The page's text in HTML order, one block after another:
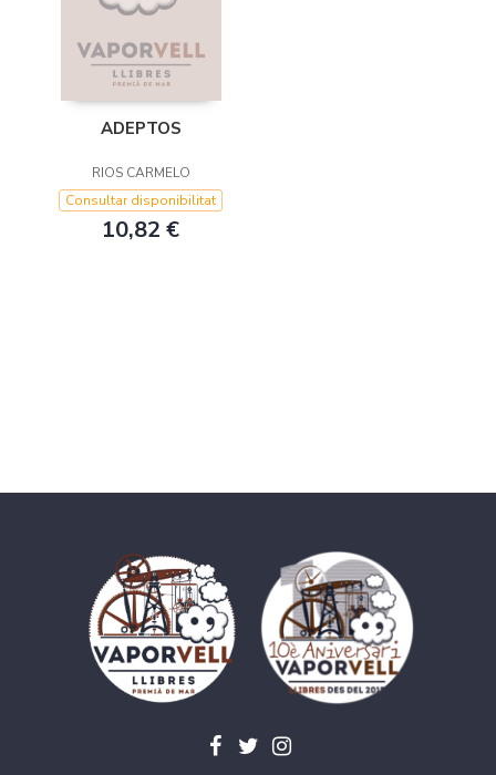
ADEPTOS
RIOS CARMELO
Consultar disponibilitat
10,82 €